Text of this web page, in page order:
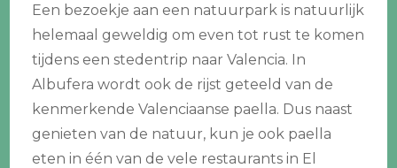
Een bezoekje aan een natuurpark is natuurlijk
helemaal geweldig om even tot rust te komen
tijdens een stedentrip naar Valencia. In
Albufera wordt ook de rijst geteeld van de
kenmerkende Valenciaanse paella. Dus naast
genieten van de natuur, kun je ook paella
eten in één van de vele restaurants in El